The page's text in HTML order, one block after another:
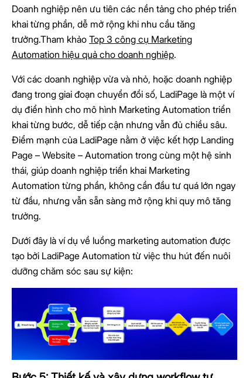
Doanh nghiệp nên ưu tiên các nền tảng cho phép triển
khai từng phần, dễ mở rộng khi nhu cầu tăng
trưởng.Tham khảo Top 3 công cụ Marketing
Automation hiệu quả cho doanh nghiệp.
Với các doanh nghiệp vừa và nhỏ, hoặc doanh nghiệp
đang trong giai đoạn chuyển đổi số, LadiPage là một ví
dụ điển hình cho mô hình Marketing Automation triển
khai từng bước, dễ tiếp cận nhưng vẫn đủ chiều sâu.
Điểm mạnh của LadiPage nằm ở việc kết hợp Landing
Page – Website – Automation trong cùng một hệ sinh
thái, giúp doanh nghiệp triển khai Marketing
Automation từng phần, không cần đầu tư quá lớn ngay
từ đầu, nhưng vẫn sẵn sàng mở rộng khi quy mô tăng
trưởng.
Dưới đây là ví dụ về luồng marketing automation được
tạo bởi LadiPage Automation từ việc thu hút đến nuôi
dưỡng chăm sóc sau sự kiện: